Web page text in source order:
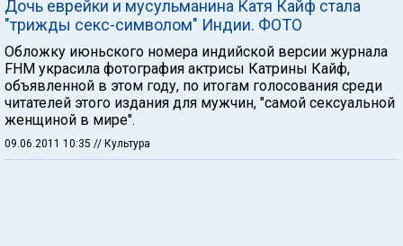
Дочь еврейки и мусульманина Катя Кайф стала
"трижды секс-символом" Индии. ФОТО
Обложку июньского номера индийской версии журнала
FHM украсила фотография актрисы Катрины Кайф,
объявленной в этом году, по итогам голосования среди
читателей этого издания для мужчин, "самой сексуальной
женщиной в мире".
09.06.2011 10:35 // Культура